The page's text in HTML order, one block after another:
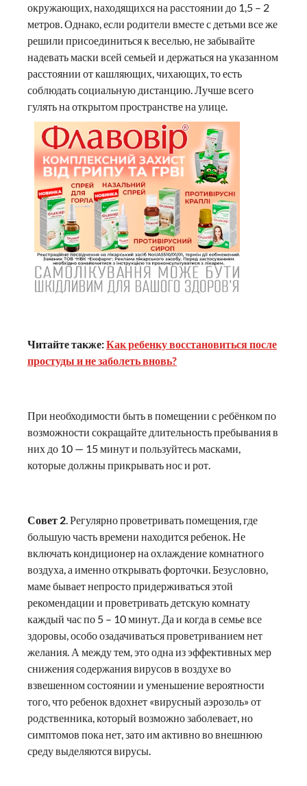
окружающих, находящихся на расстоянии до 1,5 – 2
метров. Однако, если родители вместе с детьми все же
решили присоединиться к веселью, не забывайте
надевать маски всей семьей и держаться на указанном
расстоянии от кашляющих, чихающих, то есть
соблюдать социальную дистанцию. Лучше всего
гулять на открытом пространстве на улице.
Читайте также:Как ребенку восстановиться после
простуды и не заболеть вновь?
При необходимости быть в помещении с ребёнком по
возможности сокращайте длительность пребывания в
них до 10 — 15 минут и пользуйтесь масками,
которые должны прикрывать нос и рот.
Совет 2. Регулярно проветривать помещения, где
большую часть времени находится ребенок. Не
включать кондиционер на охлаждение комнатного
воздуха, а именно открывать форточки. Безусловно,
маме бывает непросто придерживаться этой
рекомендации и проветривать детскую комнату
каждый час по 5 – 10 минут. Да и когда в семье все
здоровы, особо озадачиваться проветриванием нет
желания. А между тем, это одна из эффективных мер
снижения содержания вирусов в воздухе во
взвешенном состоянии и уменьшение вероятности
того, что ребенок вдохнет «вирусный аэрозоль» от
родственника, который возможно заболевает, но
симптомов пока нет, зато им активно во внешнюю
среду выделяются вирусы.